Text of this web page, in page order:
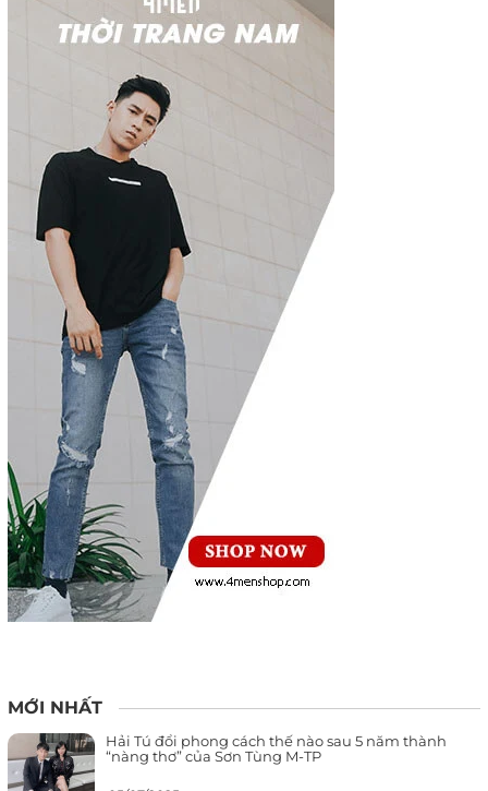
MỚI NHẤT
Hải Tú đổi phong cách thế nào sau 5 năm thành
“nàng thơ” của Sơn Tùng M-TP